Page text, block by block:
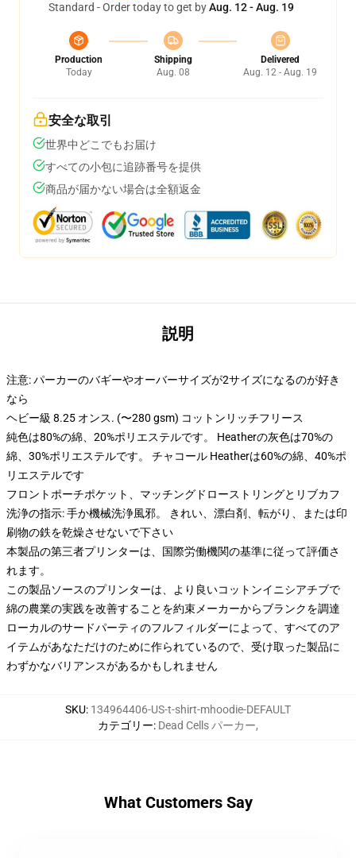
Standard - Order today to get byAug. 12 - Aug. 19
Production
Today
Shipping
Aug. 08
Delivered
Aug. 12 - Aug. 19
安全な取引
世界中どこでもお届け
すべての小包に追跡番号を提供
商品が届かない場合は全額返金
説明
注意: パーカーのバギーやオーバーサイズが2サイズになるのが好き
なら
ヘビー級 8.25 オンス. (〜280 gsm) コットンリッチフリース
純色は80%の綿、20%ポリエステルです。 Heatherの灰色は70%の
綿、30%ポリエステルです。 チャコール Heatherは60%の綿、40%ポ
リエステルです
フロントポーチポケット、マッチングドローストリングとリブカフ
洗浄の指示: 手か機械洗浄風邪。 きれい、漂白剤、転がり、または印
刷物の鉄を乾燥させないで下さい
本製品の第三者プリンターは、国際労働機関の基準に従って評価さ
れます。
この製品ソースのプリンターは、より良いコットンイニシアチブで
綿の農業の実践を改善することを約束メーカーからブランクを調達
ローカルのサードパーティのフルフィルダーによって、すべてのア
イテムがあなただけのために作られているので、受け取った製品に
わずかなバリアンスがあるかもしれません
SKU: 134964406-US-t-shirt-mhoodie-DEFAULT
カテゴリー: Dead Cells パーカー,
What Customers Say